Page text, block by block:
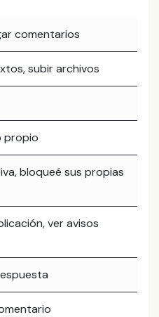
comentarios
subir archivos
propio
bloqueé sus propias
ver avisos